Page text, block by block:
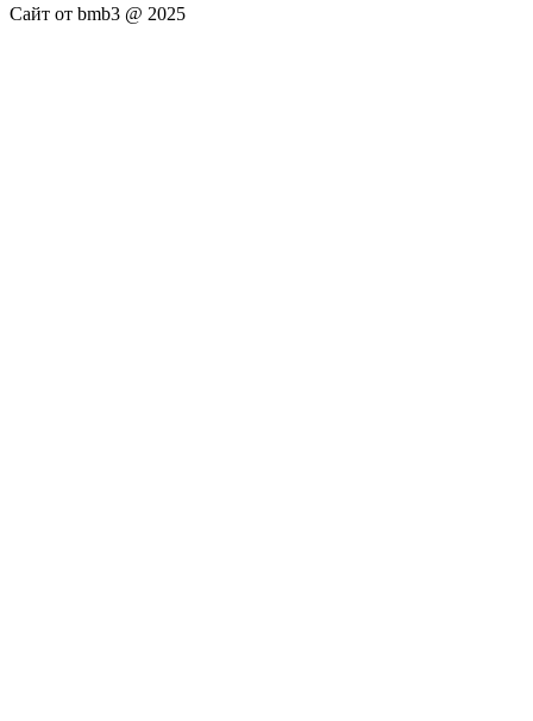
Сайт от bmb3 @ 2025